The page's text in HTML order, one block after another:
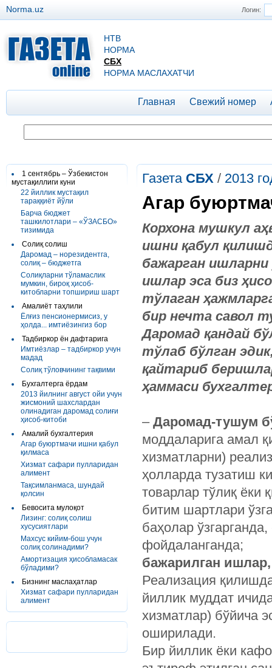
Логин:
Norma.uz
НТВ
НОРМА
СБХ
НОРМА МАСЛАХАТЧИ
Главная Свежий номер
1 сентябрь – Ўзбекистон
мустақиллиги куни
22 йиллик мустақил
тараққиёт йўли
Барча бюджет
ташкилотлари – «ЎЗАСБО»
тизимида
Солиқ солиш
Даромад – норезидентга,
солиқ – бюджетга
Солиқларни тўламаслик
мумкин, бироқ ҳисоб-
китобларни топшириш шарт
Амалиёт таҳлили
Ёлғиз пенсионермисиз, у
ҳолда... имтиёзингиз бор
Тадбиркор ён дафтарига
Имтиёзлар – тадбиркор учун
мадад
Солиқ тўловчининг тақвими
Бухгалтерга ёрдам
2013 йилнинг август ойи учун
жисмоний шахслардан
олинадиган даромад солиғи
ҳисоб-китоби
Амалий бухгалтерия
Агар буюртмачи ишни қабул
қилмаса
Хизмат сафари пулларидан
алимент
Тақсимланмаса, шундай
қолсин
Бевосита мулоқот
Лизинг: солиқ солиш
хусусиятлари
Махсус кийим-бош учун
солиқ солинадими?
Амортизация ҳисобламасак
бўладими?
Бизнинг маслаҳатлар
Хизмат сафари пулларидан
алимент
Газета СБХ / 2013
Агар
Корхона мушкул
ишни қабул
бажарган
ишлар эса биз
тўлаган
бир нечта савол
Даромад қандай
тўлаб бўлган
қайтариб
ҳаммаси
– Даромад-тушум
моддаларига амал
хизматларни)
ҳолларда тузатиш
товарлар тўлиқ ёки
битим шартлари
баҳолар
фойдаланганда;
бажарилган ишлар,
Реализация
йиллик муддат
хизматлар) бўйича
оширилади.
Бир йиллик ёки